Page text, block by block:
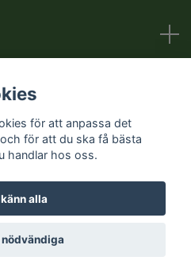
Butik
för att anpassa det
för att du ska få bästa
handlar hos oss.
alla